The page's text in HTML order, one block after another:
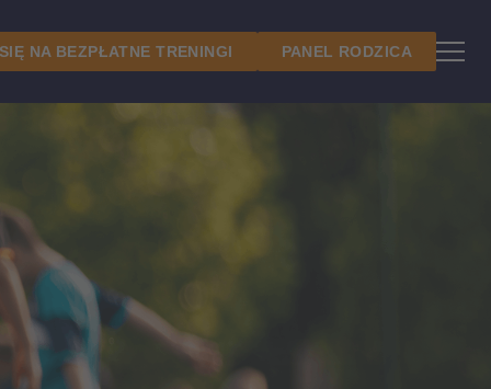
NA BEZPŁATNE TRENINGI PANEL RODZICA